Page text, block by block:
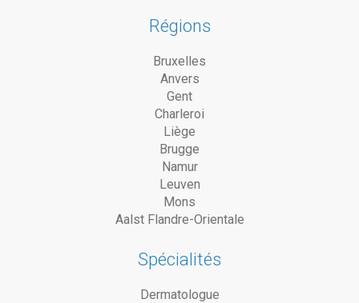
Régions
Bruxelles
Anvers
Gent
Charleroi
Liège
Brugge
Namur
Leuven
Mons
Aalst Flandre-Orientale
Spécialités
Dermatologue